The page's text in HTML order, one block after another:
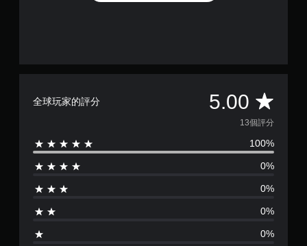
全球玩家的評分 5.00 平
均
評
分
5
13個評分
100%
0%
0%
0%
0%